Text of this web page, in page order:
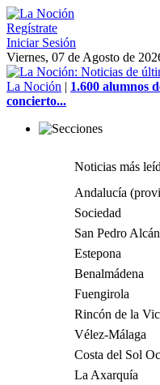
Regístrate
Iniciar Sesión
Viernes, 07 de Agosto de
La Noción | 1.600 alumnos
concierto...
Noticias más
Andalucía
Sociedad
San Pedro
Estepona
Benalmádena
Fuengirola
Rincón de la
Vélez-Málaga
Costa del Sol
La Axarquía